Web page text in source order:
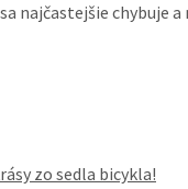
najčastejšie chybuje a
zo sedla bicykla!